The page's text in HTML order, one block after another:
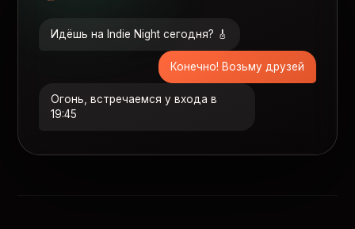
Идёшь на Indie Night сегодня? 🎸
Конечно! Возьму друзей
Огонь, встречаемся у входа в
19:45